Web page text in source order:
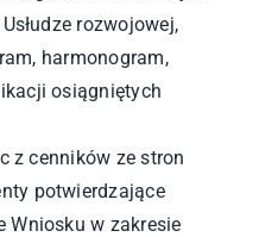
rozwojowej,
harmonogram,
osiągniętych
z cenników ze stron
potwierdzające
Wniosku w zakresie